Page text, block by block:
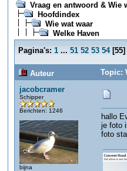
Vraag en antwoord & Wie
Hoofdindex
Wie wat waar
Welke Haven
Pagina's: 1 ... 51 52 53 54[55]
Auteur
Topic:
jacobcramer
Schipper
Berichten: 1246
bijna
hallo
je foto
foto